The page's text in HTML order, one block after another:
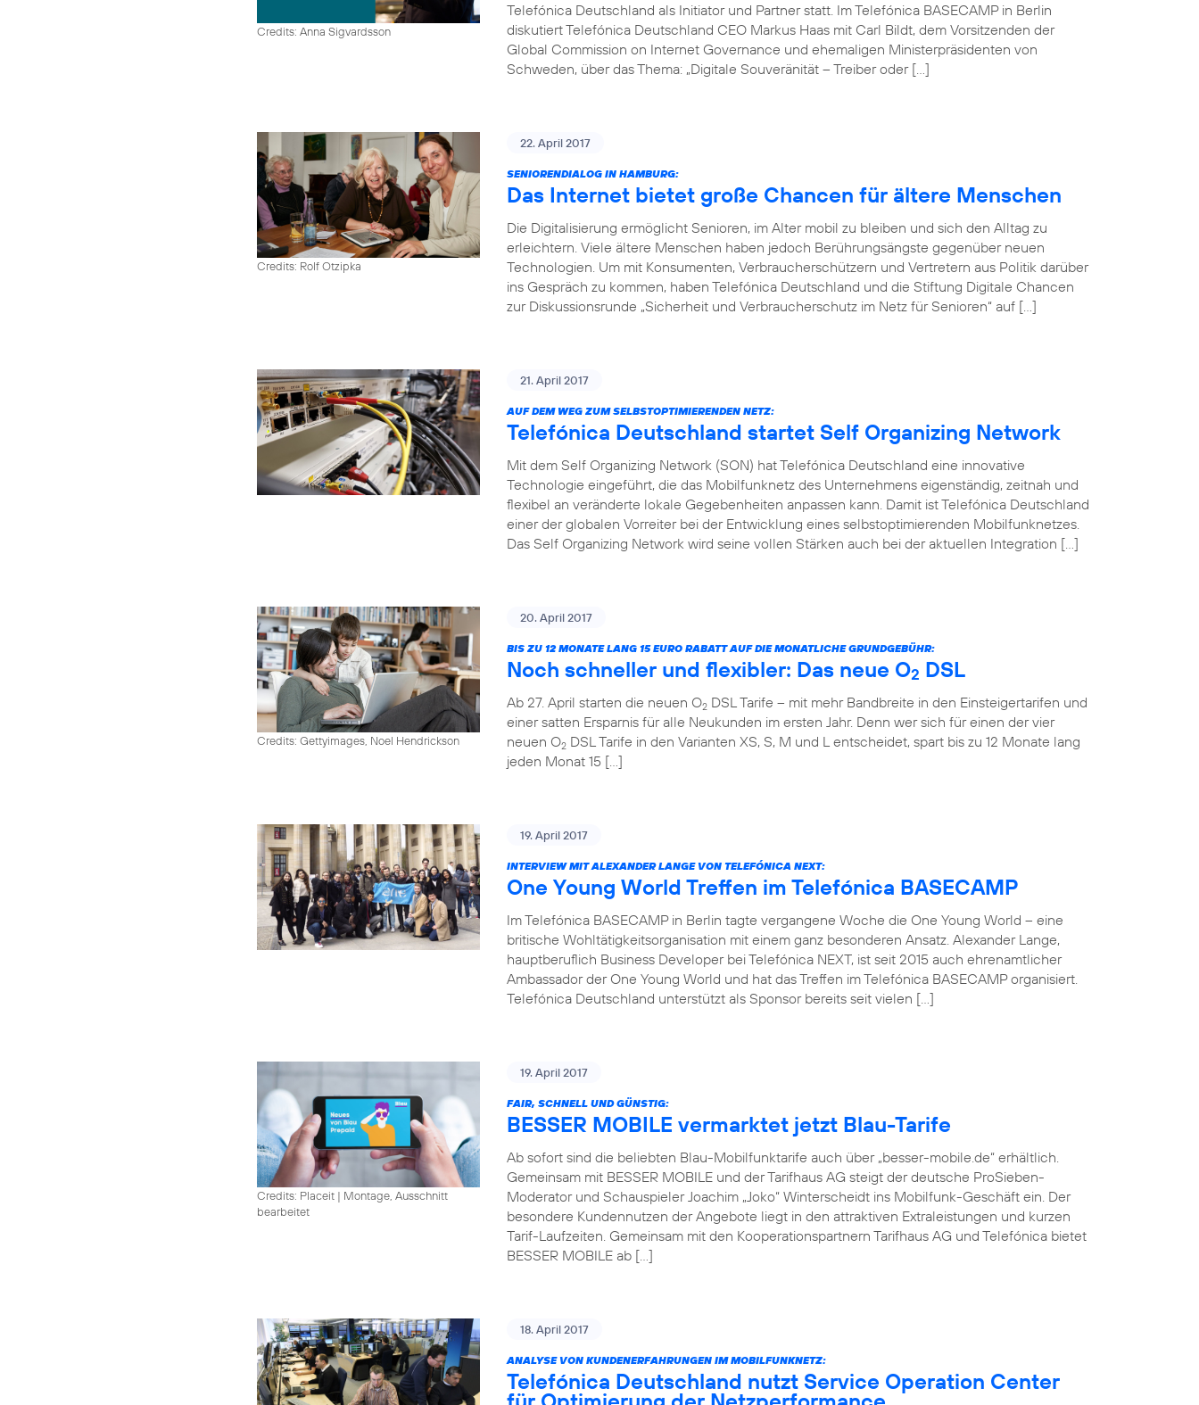
Credits: Anna Sigvardsson
Telefónica Deutschland als Initiator und Partner statt. Im Telefónica BASECAMP in Berlin
diskutiert Telefónica Deutschland CEO Markus Haas mit Carl Bildt, dem Vorsitzenden der
Global Commission on Internet Governance und ehemaligen Ministerpräsidenten von
Schweden, über das Thema: „Digitale Souveränität – Treiber oder […]
Credits: Rolf Otzipka
22. April 2017
SENIORENDIALOG IN HAMBURG:
Das Internet bietet große Chancen für ältere Menschen
Die Digitalisierung ermöglicht Senioren, im Alter mobil zu bleiben und sich den Alltag zu
erleichtern. Viele ältere Menschen haben jedoch Berührungsängste gegenüber neuen
Technologien. Um mit Konsumenten, Verbraucherschützern und Vertretern aus Politik darüber
ins Gespräch zu kommen, haben Telefónica Deutschland und die Stiftung Digitale Chancen
zur Diskussionsrunde „Sicherheit und Verbraucherschutz im Netz für Senioren“ auf […]
21. April 2017
AUF DEM WEG ZUM SELBSTOPTIMIERENDEN NETZ:
Telefónica Deutschland startet Self Organizing Network
Mit dem Self Organizing Network (SON) hat Telefónica Deutschland eine innovative
Technologie eingeführt, die das Mobilfunknetz des Unternehmens eigenständig, zeitnah und
flexibel an veränderte lokale Gegebenheiten anpassen kann. Damit ist Telefónica Deutschland
einer der globalen Vorreiter bei der Entwicklung eines selbstoptimierenden Mobilfunknetzes.
Das Self Organizing Network wird seine vollen Stärken auch bei der aktuellen Integration […]
Credits: Gettyimages, Noel Hendrickson
20. April 2017
BIS ZU 12 MONATE LANG 15 EURO RABATT AUF DIE MONATLICHE GRUNDGEBÜHR:
Noch schneller und flexibler: Das neue O2 DSL
Ab 27. April starten die neuen O2 DSL Tarife – mit mehr Bandbreite in den Einsteigertarifen und
einer satten Ersparnis für alle Neukunden im ersten Jahr. Denn wer sich für einen der vier
neuen O2 DSL Tarife in den Varianten XS, S, M und L entscheidet, spart bis zu 12 Monate lang
jeden Monat 15 […]
19. April 2017
INTERVIEW MIT ALEXANDER LANGE VON TELEFÓNICA NEXT:
One Young World Treffen im Telefónica BASECAMP
Im Telefónica BASECAMP in Berlin tagte vergangene Woche die One Young World – eine
britische Wohltätigkeitsorganisation mit einem ganz besonderen Ansatz. Alexander Lange,
hauptberuflich Business Developer bei Telefónica NEXT, ist seit 2015 auch ehrenamtlicher
Ambassador der One Young World und hat das Treffen im Telefónica BASECAMP organisiert.
Telefónica Deutschland unterstützt als Sponsor bereits seit vielen […]
Credits: Placeit | Montage, Ausschnitt
bearbeitet
19. April 2017
FAIR, SCHNELL UND GÜNSTIG:
BESSER MOBILE vermarktet jetzt Blau-Tarife
Ab sofort sind die beliebten Blau-Mobilfunktarife auch über „besser-mobile.de“ erhältlich.
Gemeinsam mit BESSER MOBILE und der Tarifhaus AG steigt der deutsche ProSieben-
Moderator und Schauspieler Joachim „Joko“ Winterscheidt ins Mobilfunk-Geschäft ein. Der
besondere Kundennutzen der Angebote liegt in den attraktiven Extraleistungen und kurzen
Tarif-Laufzeiten. Gemeinsam mit den Kooperationspartnern Tarifhaus AG und Telefónica bietet
BESSER MOBILE ab […]
18. April 2017
ANALYSE VON KUNDENERFAHRUNGEN IM MOBILFUNKNETZ:
Telefónica Deutschland nutzt Service Operation Center